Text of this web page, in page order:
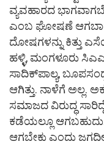
ವ್ಯವಹಾರದ
ಎಂಬ ಘೋಷಣೆ
ದೋಷಗಳನ್ನು ಕಿತ್ತು
ಹಳ್ಳಿ, ಮಂಗಳೂರು
ಸಾದಿಕ್‍ಪಾಲ್ಯ,
ಆಗಿತ್ತು. ನಾಳೆಗೆ ಅಲ್ಲ.
ಸಮಾಜದ ವಿರುದ್ಧ
ಕಡೆಯಲ್ಲೂ ಆಗಬಹುದು.
ಆಗಬೇಕು ಎಂದು